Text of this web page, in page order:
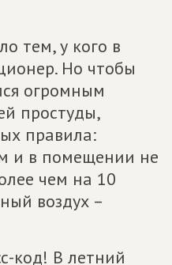
тем, у кого в
Но чтобы
огромным
простуды,
правила:
и в помещении не
чем на 10
воздух –
код! В летний